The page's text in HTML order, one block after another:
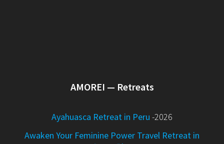
AMOREI — Retreats
Ayahuasca Retreat in Peru -2026
Awaken Your Feminine Power Travel Retreat in